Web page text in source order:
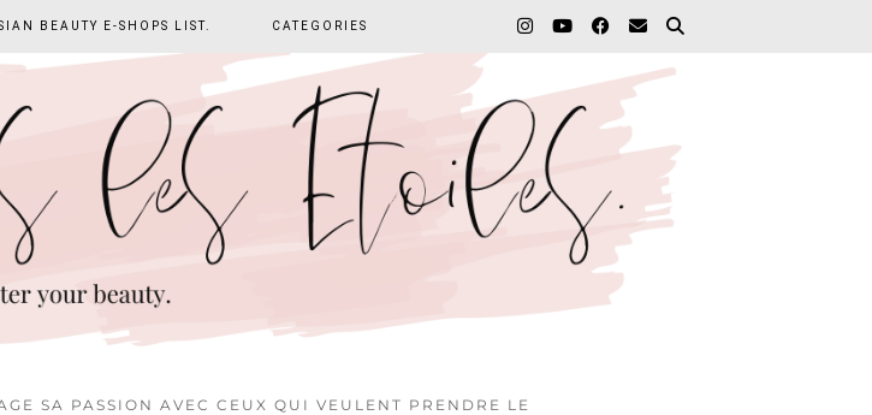
SA PASSION AVEC CEUX QUI VEULENT PRENDRE LE
BEAUTY E-SHOPS LIST. CATEGORIES